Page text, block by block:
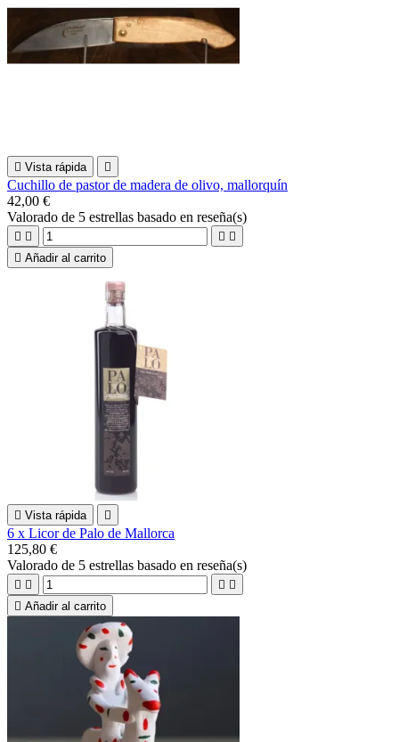
 Vista rápida 
Cuchillo de pastor de madera de olivo, mallorquín
42,00 €
Valorado de 5 estrellas basado en reseña(s)
   
 Añadir al carrito
 Vista rápida 
6 x Licor de Palo de Mallorca
125,80 €
Valorado de 5 estrellas basado en reseña(s)
   
 Añadir al carrito